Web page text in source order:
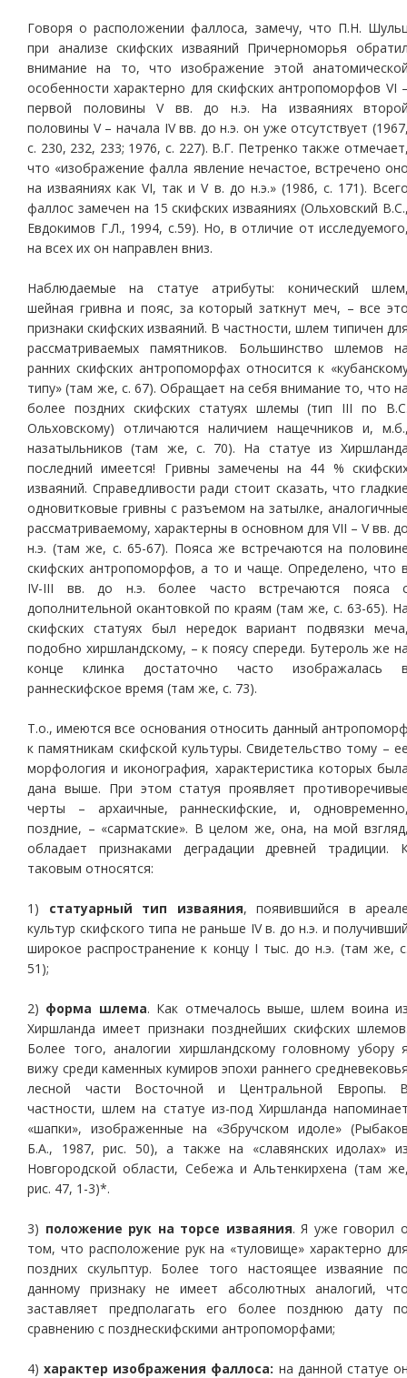
Говоря о расположении фаллоса, замечу, что П.Н.
при анализе скифских изваяний Причерноморья
внимание на то, что изображение этой
особенности характерно для скифских антропоморфов VI
первой половины V вв. до н.э. На изваяниях
половины V – начала IV вв. до н.э. он уже отсутствует
с. 230, 232, 233; 1976, с. 227). В.Г. Петренко также
что «изображение фалла явление нечастое, встречено
на изваяниях как VI, так и V в. до н.э.» (1986, с. 171).
фаллос замечен на 15 скифских изваяниях (Ольховский
Евдокимов Г.Л., 1994, с.59). Но, в отличие от
на всех их он направлен вниз.
Наблюдаемые на статуе атрибуты: конический
шейная гривна и пояс, за который заткнут меч, – все
признаки скифских изваяний. В частности, шлем типичен
рассматриваемых памятников. Большинство шлемов
ранних скифских антропоморфах относится к
типу» (там же, с. 67). Обращает на себя внимание то, что
более поздних скифских статуях шлемы (тип III по
Ольховскому) отличаются наличием нащечников и,
назатыльников (там же, с. 70). На статуе из
последний имеется! Гривны замечены на 44 %
изваяний. Справедливости ради стоит сказать, что
одновитковые гривны с разъемом на затылке,
рассматриваемому, характерны в основном для VII – V вв.
н.э. (там же, с. 65-67). Пояса же встречаются на
скифских антропоморфов, а то и чаще. Определено, что
IV-III вв. до н.э. более часто встречаются пояса
дополнительной окантовкой по краям (там же, с. 63-65).
скифских статуях был нередок вариант подвязки
подобно хиршландскому, – к поясу спереди. Бутероль же
конце клинка достаточно часто изображалась
раннескифское время (там же, с. 73).
Т.о., имеются все основания относить данный
к памятникам скифской культуры. Свидетельство тому –
морфология и иконография, характеристика которых
дана выше. При этом статуя проявляет
черты – архаичные, раннескифские, и,
поздние, – «сарматские». В целом же, она, на мой
обладает признаками деградации древней традиции.
таковым относятся:
1) статуарный тип изваяния, появившийся в
культур скифского типа не раньше IV в. до н.э. и
широкое распространение к концу I тыс. до н.э. (там же,
51);
2) форма шлема. Как отмечалось выше, шлем воина
Хиршланда имеет признаки позднейших скифских
Более того, аналогии хиршландскому головному убору
вижу среди каменных кумиров эпохи раннего
лесной части Восточной и Центральной Европы.
частности, шлем на статуе из-под Хиршланда
«шапки», изображенные на «Збручском идоле»
Б.А., 1987, рис. 50), а также на «славянских идолах»
Новгородской области, Себежа и Альтенкирхена (там
рис. 47, 1-3)*.
3) положение рук на торсе изваяния. Я уже говорил
том, что расположение рук на «туловище» характерно
поздних скульптур. Более того настоящее изваяние
данному признаку не имеет абсолютных аналогий,
заставляет предполагать его более позднюю дату
сравнению с позднескифскими антропоморфами;
4)характер изображения фаллоса: на данной статуе